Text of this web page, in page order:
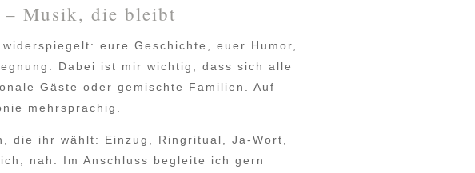
– Musik, die bleibt
eure Geschichte, euer Humor,
Dabei ist mir wichtig, dass sich alle
Gäste oder gemischte Familien. Auf
mehrsprachig.
die ihr wählt: Einzug, Ringritual, Ja-Wort,
nah. Im Anschluss begleite ich gern